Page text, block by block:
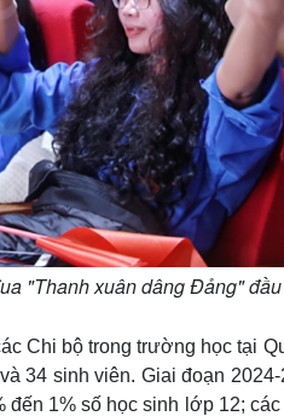
"Thanh xuân dâng Đảng"
Chi bộ trong trường học tại
34 sinh viên. Giai đoạn
1% số học sinh lớp 12;